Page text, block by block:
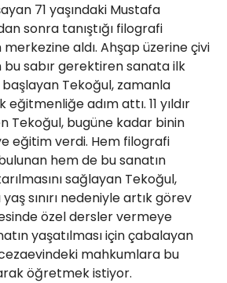
71 yaşındaki Mustafa
sonra tanıştığı filografi
merkezine aldı. Ahşap üzerine çivi
sabır gerektiren sanata ilk
Tekoğul, zamanla
adım attı. 11 yıldır
Tekoğul, bugüne kadar binin
eğitim verdi. Hem filografi
hem de bu sanatın
sağlayan Tekoğul,
sınırı nedeniyle artık görev
özel dersler vermeye
yaşatılması için çabalayan
mahkumlara bu
öğretmek istiyor.